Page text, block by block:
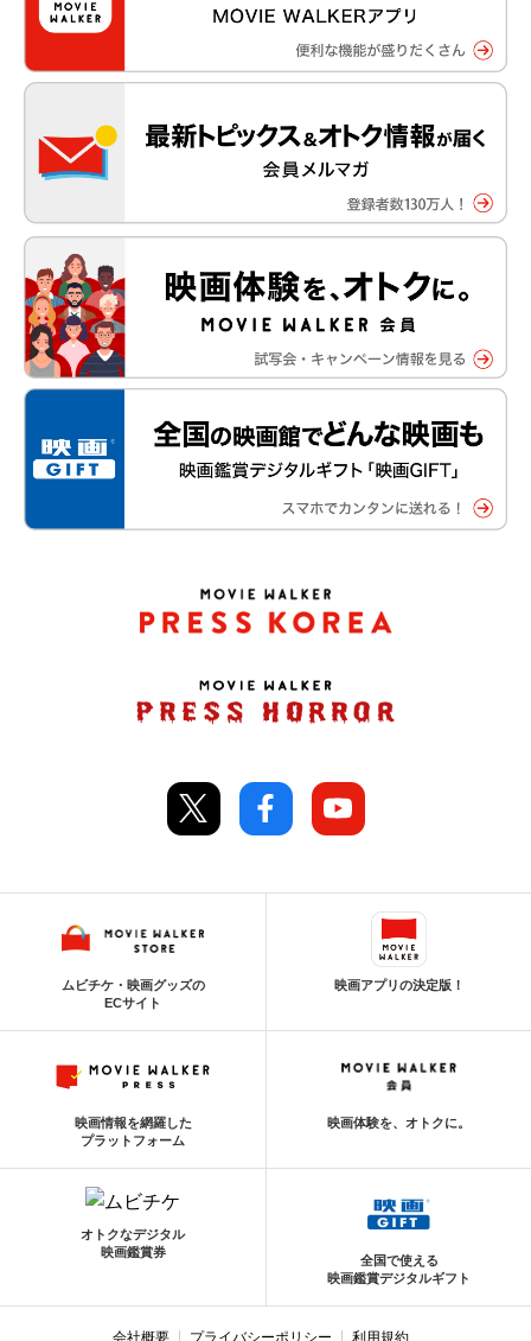
ムビチケ・映画グッズの
ECサイト
映画アプリの決定版！
映画情報を網羅した
プラットフォーム
映画体験を、オトクに。
オトクなデジタル
映画鑑賞券
全国で使える
映画鑑賞デジタルギフト
会社概要 プライバシーポリシー 利用規約